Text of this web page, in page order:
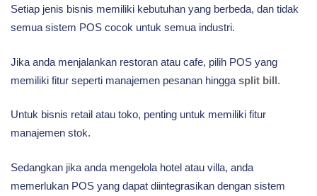
Setiap jenis bisnis memiliki kebutuhan yang berbeda, dan tidak
semua sistem POS cocok untuk semua industri.
Jika anda menjalankan restoran atau cafe, pilih POS yang
memiliki fitur seperti manajemen pesanan hingga split bill.
Untuk bisnis retail atau toko, penting untuk memiliki fitur
manajemen stok.
Sedangkan jika anda mengelola hotel atau villa, anda
memerlukan POS yang dapat diintegrasikan dengan sistem